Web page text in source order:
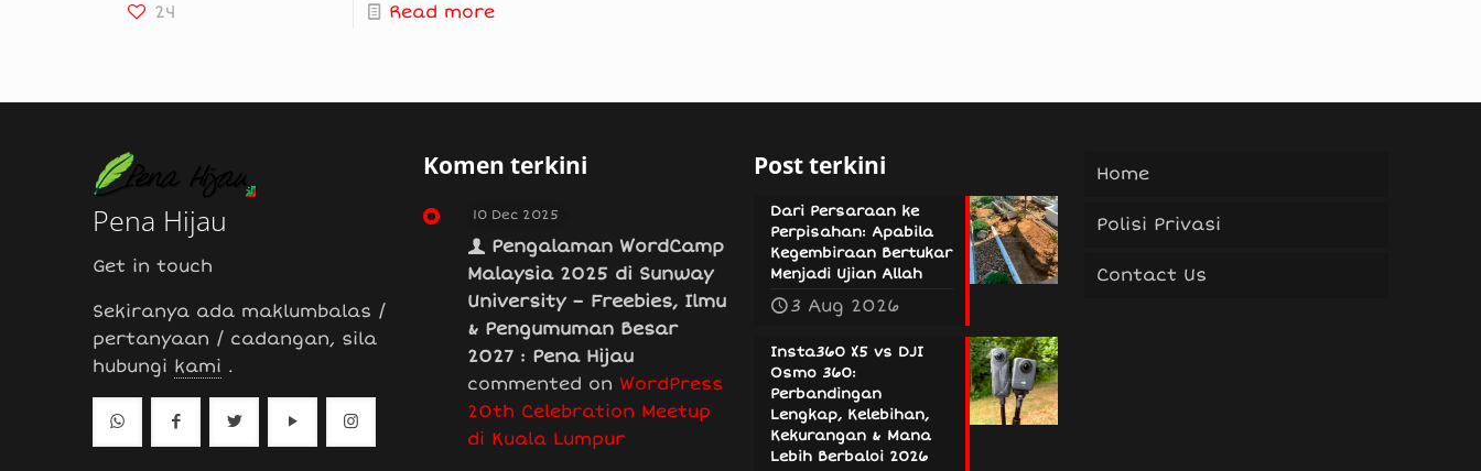
24 Read more
Pena Hijau
Get in touch
Sekiranya ada maklumbalas /
pertanyaan / cadangan, sila
hubungi kami .
Komen terkini
10 Dec 2025
Pengalaman WordCamp
Malaysia 2025 di Sunway
University – Freebies, Ilmu
& Pengumuman Besar
2027 : Pena Hijau
commented on WordPress
20th Celebration Meetup
di Kuala Lumpur
Post terkini
Dari Persaraan ke
Perpisahan: Apabila
Kegembiraan Bertukar
Menjadi Ujian Allah
3 Aug 2026
Insta360 X5 vs DJI
Osmo 360:
Perbandingan
Lengkap, Kelebihan,
Kekurangan & Mana
Lebih Berbaloi 2026
Home
Polisi Privasi
Contact Us